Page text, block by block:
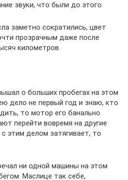
звуки, что были до этого.
заметно сократились, цвет
прозрачным даже после
километров.
о больших пробегах на этом
дело не первый год и знаю, кто
то мотор его банально
перейти вовремя на другие
этим делом затягивает, то
ни одной машины на этом
Маслице так себе,